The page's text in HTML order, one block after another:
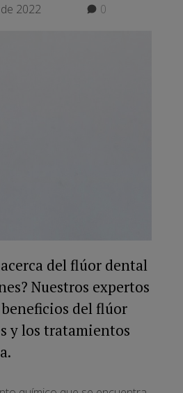
2022 0
del flúor dental
Nuestros expertos
del flúor
y los tratamientos